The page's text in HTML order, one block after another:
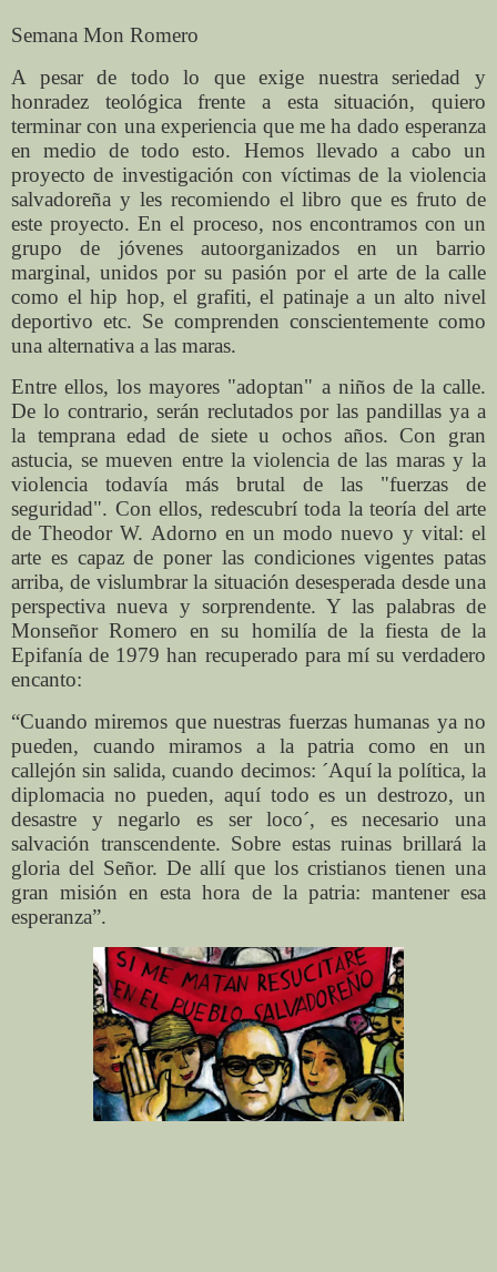
Semana Mon Romero
A pesar de todo lo que exige nuestra seriedad y
honradez teológica frente a esta situación, quiero
terminar con una experiencia que me ha dado esperanza
en medio de todo esto. Hemos llevado a cabo un
proyecto de investigación con víctimas de la violencia
salvadoreña y les recomiendo el libro que es fruto de
este proyecto. En el proceso, nos encontramos con un
grupo de jóvenes autoorganizados en un barrio
marginal, unidos por su pasión por el arte de la calle
como el hip hop, el grafiti, el patinaje a un alto nivel
deportivo etc. Se comprenden conscientemente como
una alternativa a las maras.
Entre ellos, los mayores "adoptan" a niños de la calle.
De lo contrario, serán reclutados por las pandillas ya a
la temprana edad de siete u ochos años. Con gran
astucia, se mueven entre la violencia de las maras y la
violencia todavía más brutal de las "fuerzas de
seguridad". Con ellos, redescubrí toda la teoría del arte
de Theodor W. Adorno en un modo nuevo y vital: el
arte es capaz de poner las condiciones vigentes patas
arriba, de vislumbrar la situación desesperada desde una
perspectiva nueva y sorprendente. Y las palabras de
Monseñor Romero en su homilía de la fiesta de la
Epifanía de 1979 han recuperado para mí su verdadero
encanto:
“Cuando miremos que nuestras fuerzas humanas ya no
pueden, cuando miramos a la patria como en un
callejón sin salida, cuando decimos: ´Aquí la política, la
diplomacia no pueden, aquí todo es un destrozo, un
desastre y negarlo es ser loco´, es necesario una
salvación transcendente. Sobre estas ruinas brillará la
gloria del Señor. De allí que los cristianos tienen una
gran misión en esta hora de la patria: mantener esa
esperanza”.